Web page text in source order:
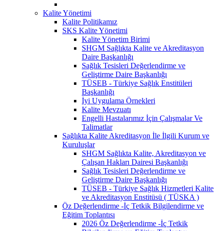
Kalite Yönetimi
Kalite Politikamız
SKS Kalite Yönetimi
Kalite Yönetim Birimi
SHGM Sağlıkta Kalite ve Akreditasyon
Daire Başkanlığı
Sağlık Tesisleri Değerlendirme ve
Geliştirme Daire Başkanlığı
TÜSEB - Türkiye Sağlık Enstitüleri
Başkanlığı
İyi Uygulama Örnekleri
Kalite Mevzuatı
Engelli Hastalarımız İçin Çalışmalar Ve
Talimatlar
Sağlıkta Kalite Akreditasyon İle İlgili Kurum ve
Kuruluşlar
SHGM Sağlıkta Kalite, Akreditasyon ve
Çalışan Hakları Dairesi Başkanlığı
Sağlık Tesisleri Değerlendirme ve
Geliştirme Daire Başkanlığı
TÜSEB - Türkiye Sağlık Hizmetleri Kalite
ve Akreditasyon Enstitüsü ( TÜSKA )
Öz Değerlendirme -İç Tetkik Bilgilendirme ve
Eğitim Toplantısı
2026 Öz Değerlendirme -İç Tetkik